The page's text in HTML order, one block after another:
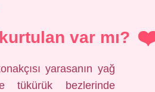
var mı?
yarasanın yağ
tükürük bezlerinde